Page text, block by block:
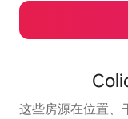
这些房源在位置、